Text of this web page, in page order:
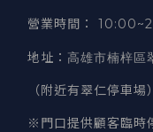
營業時間 ：
地址 ： 高雄市楠梓區
（附近有翠仁停車場）
※門口提供顧客臨時